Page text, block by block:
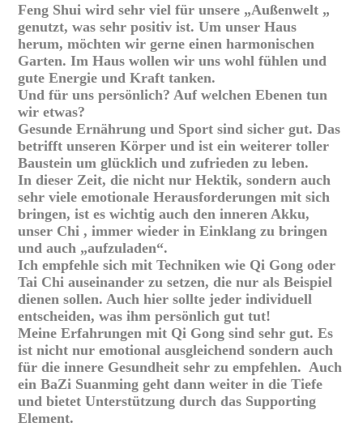
Feng Shui wird sehr viel für unsere „Außenwelt „
genutzt, was sehr positiv ist. Um unser Haus
herum, möchten wir gerne einen harmonischen
Garten. Im Haus wollen wir uns wohl fühlen und
gute Energie und Kraft tanken.
Und für uns persönlich? Auf welchen Ebenen tun
wir etwas?
Gesunde Ernährung und Sport sind sicher gut. Das
betrifft unseren Körper und ist ein weiterer toller
Baustein um glücklich und zufrieden zu leben.
In dieser Zeit, die nicht nur Hektik, sondern auch
sehr viele emotionale Herausforderungen mit sich
bringen, ist es wichtig auch den inneren Akku,
unser Chi , immer wieder in Einklang zu bringen
und auch „aufzuladen“.
Ich empfehle sich mit Techniken wie Qi Gong oder
Tai Chi auseinander zu setzen, die nur als Beispiel
dienen sollen. Auch hier sollte jeder individuell
entscheiden, was ihm persönlich gut tut!
Meine Erfahrungen mit Qi Gong sind sehr gut. Es
ist nicht nur emotional ausgleichend sondern auch
für die innere Gesundheit sehr zu empfehlen. Auch
ein BaZi Suanming geht dann weiter in die Tiefe
und bietet Unterstützung durch das Supporting
Element.